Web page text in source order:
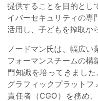
提供することを目的とし
イバーセキュリティの専
活用し、子どもを搾取か
ノードマン氏は、幅広
フォーマンスチームの構
門知識を培ってきまし
グラフィックプラット
責任者（CGO）を務め